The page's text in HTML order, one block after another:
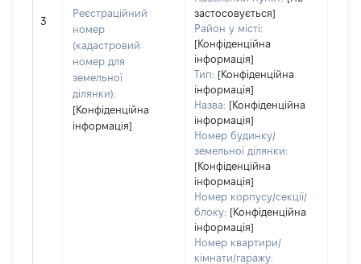
3
Реєстраційний
номер
(кадастровий
номер для
земельної
ділянки):
[Конфіденційна
інформація]
застосовується]
Район у місті:
[Конфіденційна
інформація]
Тип: [Конфіденційна
інформація]
Назва: [Конфіденційна
інформація]
Номер будинку/
земельної ділянки:
[Конфіденційна
інформація]
Номер корпусу/секції/
блоку: [Конфіденційна
інформація]
Номер квартири/
кімнати/гаражу: